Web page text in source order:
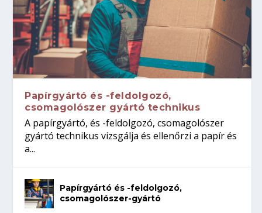
Papírgyártó és -feldolgozó,
csomagolószer gyártó technikus
A papírgyártó, és -feldolgozó, csomagolószer
gyártó technikus vizsgálja és ellenőrzi a papír és
a...
Papírgyártó és -feldolgozó,
csomagolószer-gyártó